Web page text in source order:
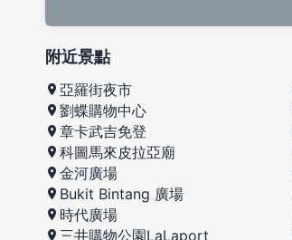
附近景點
亞羅街夜市
劉蝶購物中心
章卡武吉免登
科圖馬來皮拉亞廟
金河廣場
Bukit Bintang 廣場
時代廣場
三井購物公園LaLaport